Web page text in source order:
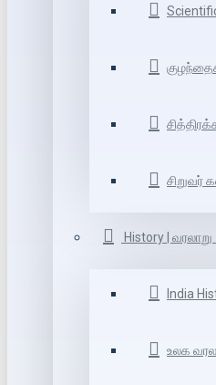
சிறுவர்
History | வரலாறு
India
உலக